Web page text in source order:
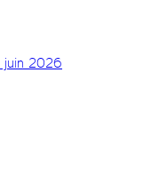
juin 2026